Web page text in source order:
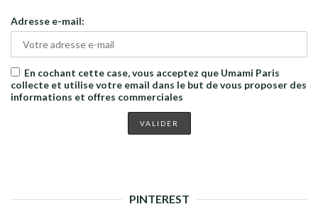
Adresse e-mail:
En cochant cette case, vous acceptez que Umami Paris
collecte et utilise votre email dans le but de vous proposer des
informations et offres commerciales
PINTEREST